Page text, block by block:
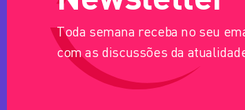
Toda semana receba no seu
com as discussões da